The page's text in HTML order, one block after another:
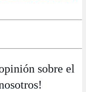
sobre el